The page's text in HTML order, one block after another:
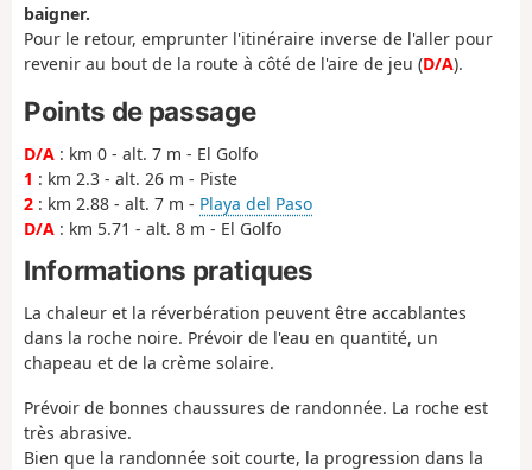
baigner.
Pour le retour, emprunter l'itinéraire inverse de l'aller pour
revenir au bout de la route à côté de l'aire de jeu (D/A).
Points de passage
D/A : km 0 - alt. 7 m - El Golfo
1 : km 2.3 - alt. 26 m - Piste
2 : km 2.88 - alt. 7 m - Playa del Paso
D/A : km 5.71 - alt. 8 m - El Golfo
Informations pratiques
La chaleur et la réverbération peuvent être accablantes
dans la roche noire. Prévoir de l'eau en quantité, un
chapeau et de la crème solaire.
Prévoir de bonnes chaussures de randonnée. La roche est
très abrasive.
Bien que la randonnée soit courte, la progression dans la